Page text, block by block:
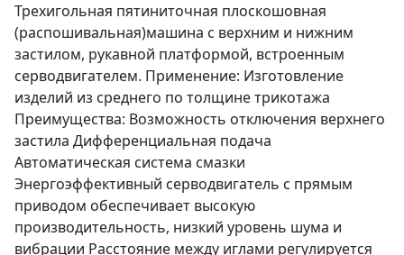
Трехигольная пятиниточная плоскошовная
(распошивальная)машина с верхним и нижним
застилом, рукавной платформой, встроенным
серводвигателем. Применение: Изготовление
изделий из среднего по толщине трикотажа
Преимущества: Возможность отключения верхнего
застила Дифференциальная подача
Автоматическая система смазки
Энергоэффективный серводвигатель с прямым
приводом обеспечивает высокую
производительность, низкий уровень шума и
вибрации Расстояние между иглами регулируется